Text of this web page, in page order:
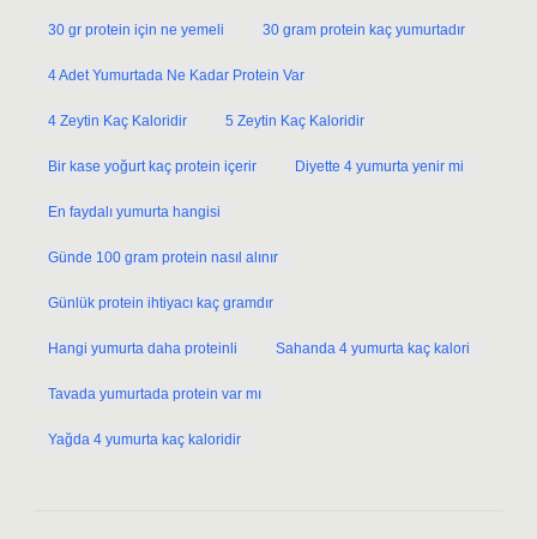
30 gr protein için ne yemeli 30 gram protein kaç yumurtadır
4 Adet Yumurtada Ne Kadar Protein Var
4 Zeytin Kaç Kaloridir 5 Zeytin Kaç Kaloridir
Bir kase yoğurt kaç protein içerir Diyette 4 yumurta yenir mi
En faydalı yumurta hangisi
Günde 100 gram protein nasıl alınır
Günlük protein ihtiyacı kaç gramdır
Hangi yumurta daha proteinli Sahanda 4 yumurta kaç kalori
Tavada yumurtada protein var mı
Yağda 4 yumurta kaç kaloridir